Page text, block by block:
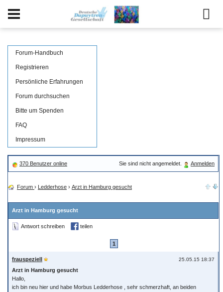
Forum-Handbuch
Registrieren
Persönliche Erfahrungen
Forum durchsuchen
Bitte um Spenden
FAQ
Impressum
370 Benutzer online Sie sind nicht angemeldet. Anmelden
Forum › Ledderhose › Arzt in Hamburg gesucht
Arzt in Hamburg gesucht
Antwort schreiben teilen
1
25.05.15 18:37
frauspeziell
Arzt in Hamburg gesucht
Hallo,
ich bin neu hier und habe Morbus Ledderhose , sehr schmerzhaft, an beiden